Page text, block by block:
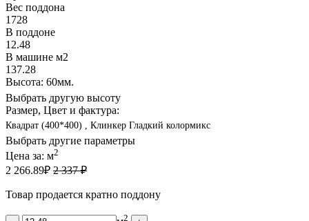
Вес поддона
1728
В поддоне
12.48
В машине м2
137.28
Высота: 60мм.
Выбрать другую высоту
Размер, Цвет и фактура:
Квадрат (400*400) , Клинкер Гладкий колормикс
Выбрать другие параметры
Цена за: м2
2 266.89₽ 2 337 ₽
Товар продается кратно поддону
2